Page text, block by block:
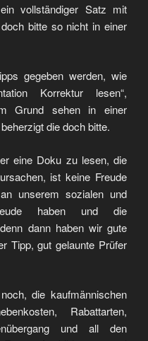
vollständiger Satz mit
bitte so nicht in einer
gegeben werden, wie
Korrektur lesen“,
Grund sehen in einer
die doch bitte.
eine Doku zu lesen, die
ist keine Freude
unserem sozialen und
haben und die
dann haben wir gute
Tipp, gut gelaunte Prüfer
die kaufmännischen
Rabattarten,
und all den